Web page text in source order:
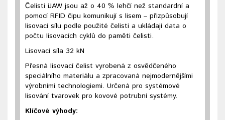
Čelisti iJAW jsou až o 40 % lehčí než standardní a
pomocí RFID čipu komunikují s lisem – přizpůsobují
lisovací sílu podle použité čelisti a ukládají data o
počtu lisovacích cyklů do paměti čelisti.
Lisovací síla 32 kN
Přesná lisovací čelist vyrobená z osvědčeného
speciálního materiálu a zpracovaná nejmodernějšími
výrobními technologiemi. Určená pro systémové
lisování tvarovek pro kovové potrubní systémy.
Klíčové výhody: